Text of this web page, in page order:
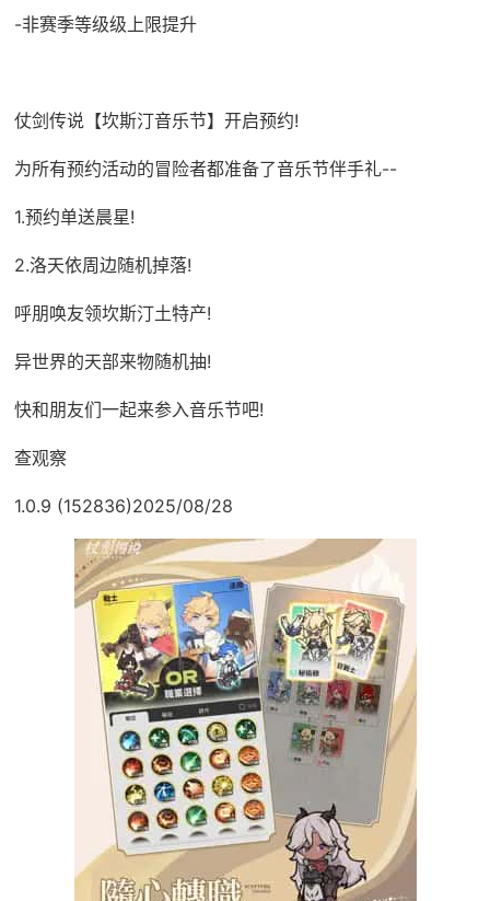
-非赛季等级级上限提升
仗剑传说【坎斯汀音乐节】开启预约!
为所有预约活动的冒险者都准备了音乐节伴手礼--
1.预约单送晨星!
2.洛天依周边随机掉落!
呼朋唤友领坎斯汀土特产!
异世界的天部来物随机抽!
快和朋友们一起来参入音乐节吧!
查观察
1.0.9 (152836)2025/08/28